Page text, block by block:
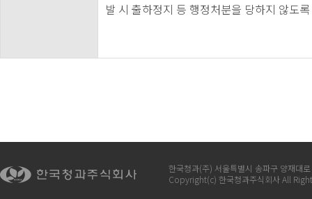
발 시 출하정지 등 행정처분을 당하지 않도
한국청과(주) 서울특별시 송파구 양재대
Copyright(c) 한국청과주식회사 All